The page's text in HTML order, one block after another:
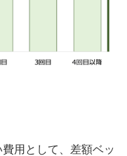
用として、差額ベッ